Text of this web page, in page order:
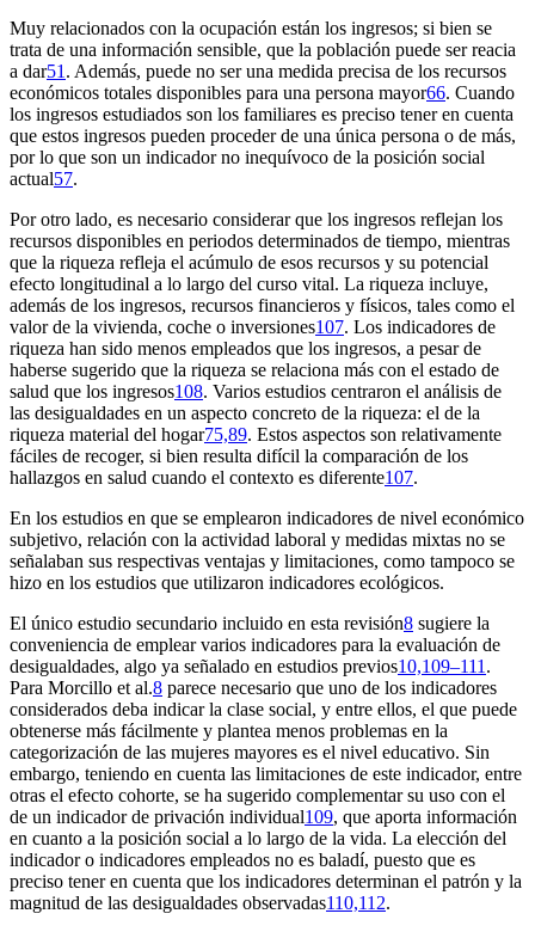
Muy relacionados con la ocupación están los ingresos; si bien se
trata de una información sensible, que la población puede ser reacia
a dar51 . Además, puede no ser una medida precisa de los recursos
económicos totales disponibles para una persona mayor66. Cuando
los ingresos estudiados son los familiares es preciso tener en cuenta
que estos ingresos pueden proceder de una única persona o de más,
por lo que son un indicador no inequívoco de la posición social
actual57.
Por otro lado, es necesario considerar que los ingresos reflejan los
recursos disponibles en periodos determinados de tiempo, mientras
que la riqueza refleja el acúmulo de esos recursos y su potencial
efecto longitudinal a lo largo del curso vital. La riqueza incluye,
además de los ingresos, recursos financieros y físicos, tales como el
valor de la vivienda, coche o inversiones107. Los indicadores de
riqueza han sido menos empleados que los ingresos, a pesar de
haberse sugerido que la riqueza se relaciona más con el estado de
salud que los ingresos108. Varios estudios centraron el análisis de
las desigualdades en un aspecto concreto de la riqueza: el de la
riqueza material del hogar75,89. Estos aspectos son relativamente
fáciles de recoger, si bien resulta difícil la comparación de los
hallazgos en salud cuando el contexto es diferente107.
En los estudios en que se emplearon indicadores de nivel económico
subjetivo, relación con la actividad laboral y medidas mixtas no se
señalaban sus respectivas ventajas y limitaciones, como tampoco se
hizo en los estudios que utilizaron indicadores ecológicos.
El único estudio secundario incluido en esta revisión8 sugiere la
conveniencia de emplear varios indicadores para la evaluación de
desigualdades, algo ya señalado en estudios previos10,109–111 .
Para Morcillo et al.8 parece necesario que uno de los indicadores
considerados deba indicar la clase social, y entre ellos, el que puede
obtenerse más fácilmente y plantea menos problemas en la
categorización de las mujeres mayores es el nivel educativo. Sin
embargo, teniendo en cuenta las limitaciones de este indicador, entre
otras el efecto cohorte, se ha sugerido complementar su uso con el
de un indicador de privación individual109, que aporta información
en cuanto a la posición social a lo largo de la vida. La elección del
indicador o indicadores empleados no es baladí, puesto que es
preciso tener en cuenta que los indicadores determinan el patrón y la
magnitud de las desigualdades observadas110,112.